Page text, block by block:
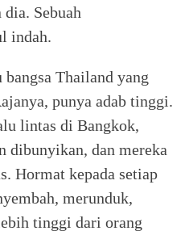
dia. Sebuah
indah.
Thailand yang
punya adab tinggi.
lintas di Bangkok,
dibunyikan, dan mereka
Hormat kepada setiap
merunduk,
tinggi dari orang